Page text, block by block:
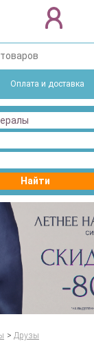
Оплата и доставка
Найти
> Друзы